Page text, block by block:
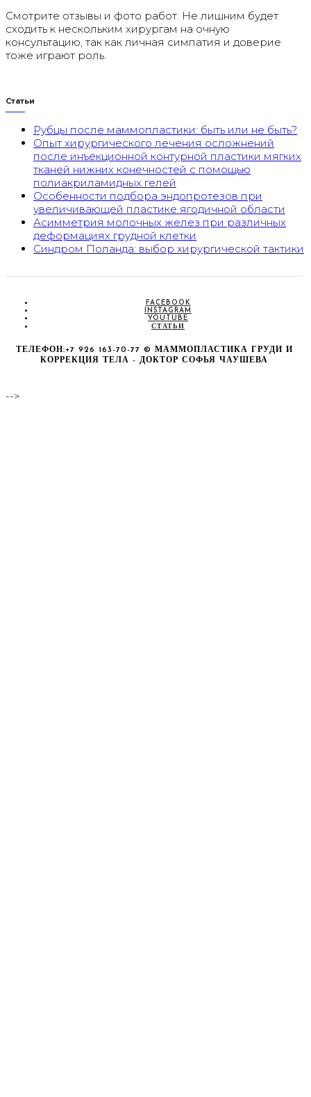
Смотрите отзывы и фото работ. Не лишним будет
сходить к нескольким хирургам на очную
консультацию, так как личная симпатия и доверие
тоже играют роль.
Статьи
Рубцы после маммопластики: быть или не быть?
Опыт хирургического лечения осложнений
после инъекционной контурной пластики мягких
тканей нижних конечностей с помощью
полиакриламидных гелей
Особенности подбора эндопротезов при
увеличивающей пластике ягодичной области
Асимметрия молочных желез при различных
деформациях грудной клетки
Синдром Поланда: выбор хирургической тактики
FACEBOOK
INSTAGRAM
YOUTUBE
СТАТЬИ
ТЕЛЕФОН:+7 926 163-70-77 © МАММОПЛАСТИКА ГРУДИ И
КОРРЕКЦИЯ ТЕЛА - ДОКТОР СОФЬЯ ЧАУШЕВА
-->